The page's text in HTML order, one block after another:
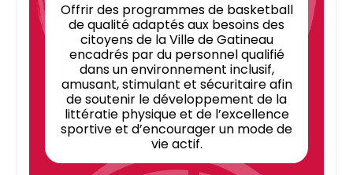
Offrir des programmes de basketball
de qualité adaptés aux besoins des
citoyens de la Ville de Gatineau
encadrés par du personnel qualifié
dans un environnement inclusif,
amusant, stimulant et sécuritaire afin
de soutenir le développement de la
littératie physique et de l’excellence
sportive et d’encourager un mode de
vie actif.